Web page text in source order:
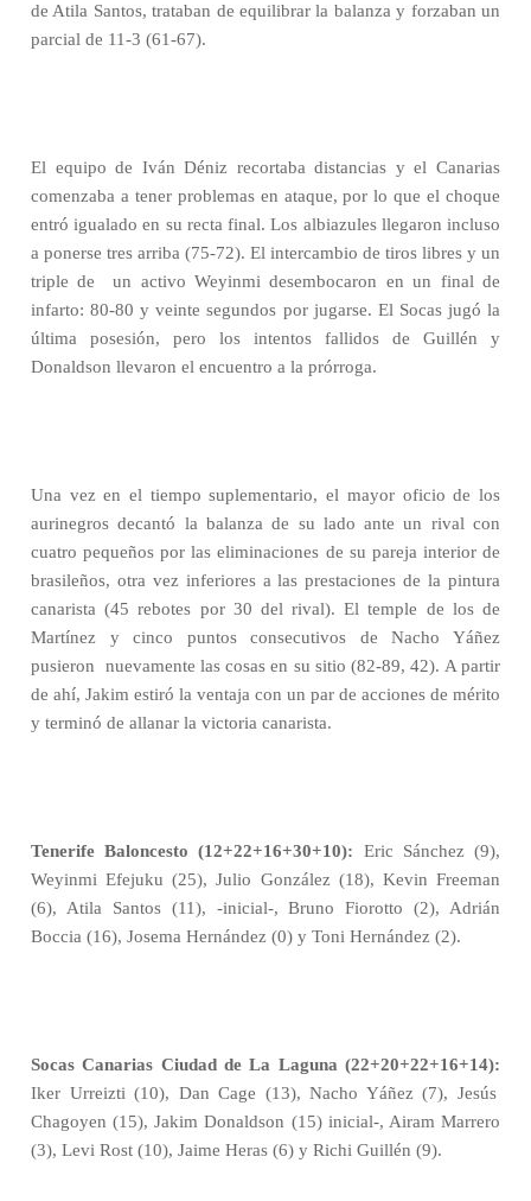
de Atila Santos, trataban de equilibrar la balanza y forzaban un
parcial de 11-3 (61-67).
El equipo de Iván Déniz recortaba distancias y el Canarias
comenzaba a tener problemas en ataque, por lo que el choque
entró igualado en su recta final. Los albiazules llegaron incluso
a ponerse tres arriba (75-72). El intercambio de tiros libres y un
triple de un activo Weyinmi desembocaron en un final de
infarto: 80-80 y veinte segundos por jugarse. El Socas jugó la
última posesión, pero los intentos fallidos de Guillén y
Donaldson llevaron el encuentro a la prórroga.
Una vez en el tiempo suplementario, el mayor oficio de los
aurinegros decantó la balanza de su lado ante un rival con
cuatro pequeños por las eliminaciones de su pareja interior de
brasileños, otra vez inferiores a las prestaciones de la pintura
canarista (45 rebotes por 30 del rival). El temple de los de
Martínez y cinco puntos consecutivos de Nacho Yáñez
pusieron nuevamente las cosas en su sitio (82-89, 42). A partir
de ahí, Jakim estiró la ventaja con un par de acciones de mérito
y terminó de allanar la victoria canarista.
Tenerife Baloncesto (12+22+16+30+10): Eric Sánchez (9),
Weyinmi Efejuku (25), Julio González (18), Kevin Freeman
(6), Atila Santos (11), -inicial-, Bruno Fiorotto (2), Adrián
Boccia (16), Josema Hernández (0) y Toni Hernández (2).
Socas Canarias Ciudad de La Laguna (22+20+22+16+14):
Iker Urreizti (10), Dan Cage (13), Nacho Yáñez (7), Jesús
Chagoyen (15), Jakim Donaldson (15) inicial-, Airam Marrero
(3), Levi Rost (10), Jaime Heras (6) y Richi Guillén (9).